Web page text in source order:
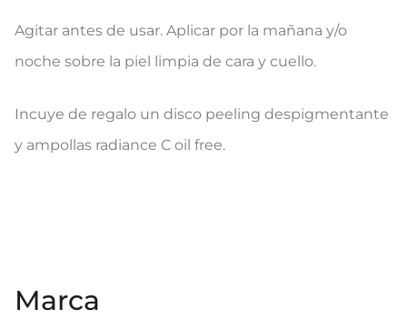
Agitar antes de usar. Aplicar por la mañana y/o
noche sobre la piel limpia de cara y cuello.
Incuye de regalo un disco peeling despigmentante
y ampollas radiance C oil free.
Marca